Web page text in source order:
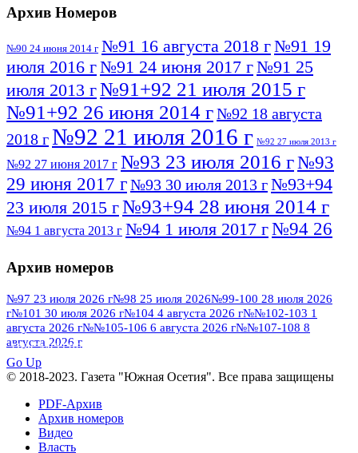
Архив Номеров
№90 24 июня 2014 г №91 16 августа 2018 г№91 19
июля 2016 г№91 24 июня 2017 г№91 25
июля 2013 г№91+92 21 июля 2015 г
№91+92 26 июня 2014 г№92 18 августа
2018 г№92 21 июля 2016 г №92 27 июля 2013 г
№92 27 июня 2017 г №93 23 июля 2016 г№93
29 июня 2017 г№93 30 июля 2013 г№93+94
23 июля 2015 г№93+94 28 июня 2014 г
№94 1 августа 2013 г №94 1 июля 2017 г№94 26
№95 7 августа 2012 г
№95 28 июля 2016 г №95+96 3 августа
2013 г№96 6 июля 2017 г№96 9 августа
2012 г №96 28 июля 2015 г
№96+97 30 июля 2016 г
№97 11 августа 2012 г
№97 30 июля 2015 г
№98 2 августа 2016 г
Архив номеров
№97 23 июля 2026 г№98 25 июля 2026№99-100 28 июля 2026
г№101 30 июля 2026 г№104 4 августа 2026 г№№102-103 1
августа 2026 г№№105-106 6 августа 2026 г№№107-108 8
августа 2026 г
ПОСМОТРЕТЬ ВСЕ
Go Up
© 2018-2023. Газета "Южная Осетия". Все права защищены
PDF-Архив
Архив номеров
Видео
Власть